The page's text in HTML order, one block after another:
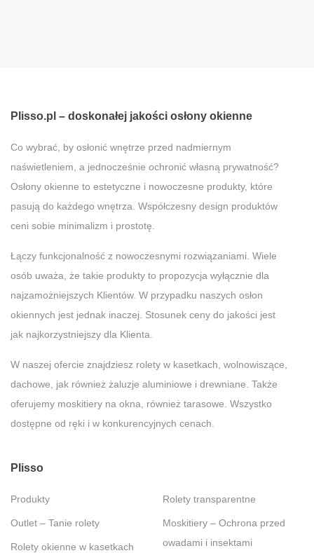
Plisso.pl – doskonałej jakości osłony okienne
Co wybrać, by osłonić wnętrze przed nadmiernym
naświetleniem, a jednocześnie ochronić własną prywatność?
Osłony okienne to estetyczne i nowoczesne produkty, które
pasują do każdego wnętrza. Współczesny design produktów
ceni sobie minimalizm i prostotę.
Łączy funkcjonalność z nowoczesnymi rozwiązaniami. Wiele
osób uważa, że takie produkty to propozycja wyłącznie dla
najzamożniejszych Klientów. W przypadku naszych osłon
okiennych jest jednak inaczej. Stosunek ceny do jakości jest
jak najkorzystniejszy dla Klienta.
W naszej ofercie znajdziesz rolety w kasetkach, wolnowiszące,
dachowe, jak również żaluzje aluminiowe i drewniane. Także
oferujemy moskitiery na okna, również tarasowe. Wszystko
dostępne od ręki i w konkurencyjnych cenach.
Plisso
Produkty
Outlet – Tanie rolety
Rolety okienne w kasetkach
Rolety transparentne
Moskitiery – Ochrona przed
owadami i insektami